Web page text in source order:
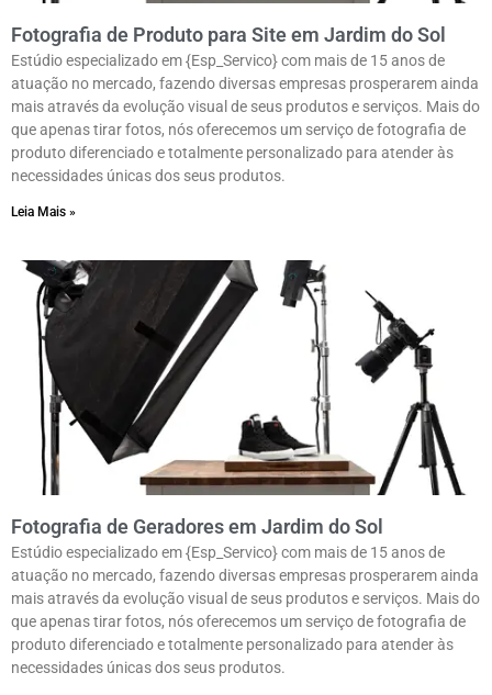
Fotografia de Produto para Site em Jardim do Sol
Estúdio especializado em {Esp_Servico} com mais de 15 anos de
atuação no mercado, fazendo diversas empresas prosperarem ainda
mais através da evolução visual de seus produtos e serviços. Mais do
que apenas tirar fotos, nós oferecemos um serviço de fotografia de
produto diferenciado e totalmente personalizado para atender às
necessidades únicas dos seus produtos.
Leia Mais »
Fotografia de Geradores em Jardim do Sol
Estúdio especializado em {Esp_Servico} com mais de 15 anos de
atuação no mercado, fazendo diversas empresas prosperarem ainda
mais através da evolução visual de seus produtos e serviços. Mais do
que apenas tirar fotos, nós oferecemos um serviço de fotografia de
produto diferenciado e totalmente personalizado para atender às
necessidades únicas dos seus produtos.